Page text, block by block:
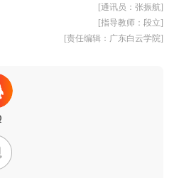
[通讯员：张振航]
[指导教师：段立]
[责任编辑：广东白云学院]